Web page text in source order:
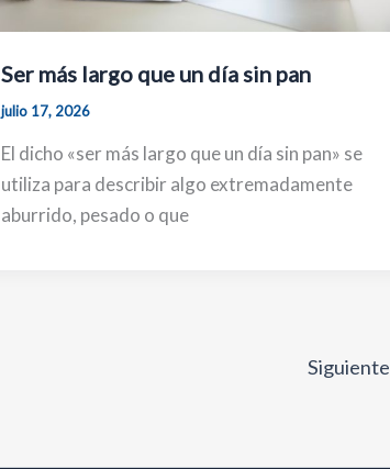
Ser más largo que un día sin pan
julio 17, 2026
El dicho «ser más largo que un día sin pan» se
utiliza para describir algo extremadamente
aburrido, pesado o que
Siguiente